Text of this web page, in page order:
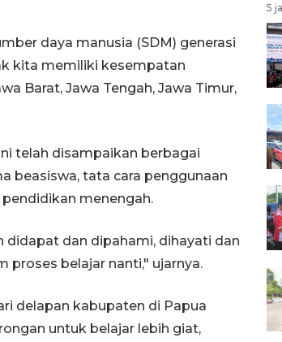
daya manusia (SDM) generasi
kita memiliki kesempatan
Barat, Jawa Tengah, Jawa Timur,
telah disampaikan berbagai
beasiswa, tata cara penggunaan
menengah.
didapat dan dipahami, dihayati dan
proses belajar nanti," ujarnya.
delapan kabupaten di Papua
untuk belajar lebih giat,
5